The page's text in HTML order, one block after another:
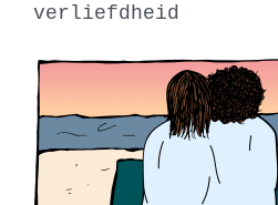
verliefdheid